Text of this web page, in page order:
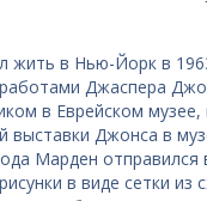
жить в Нью-Йорк в
Джаспера
в Еврейском
выставки Джонса в
Марден отправился
в виде сетки из